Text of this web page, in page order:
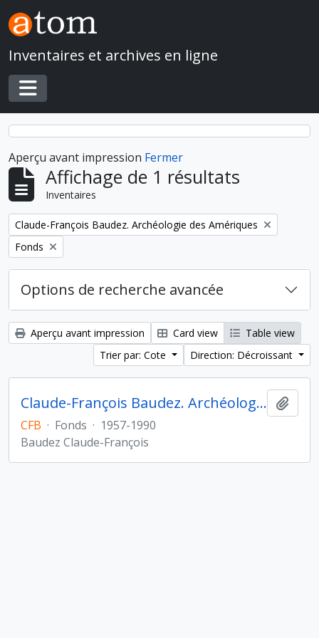
Skip to main content
Inventaires et archives en ligne
Toggle navigation
Aperçu avant impression Fermer
Affichage de 1 résultats
Inventaires
Remove filter:
Claude-François Baudez. Archéologie des Amériques
Remove filter:
Fonds
Options de recherche avancée
Aperçu avant impression Card view
Table view
Trier par: Cote
Direction: Décroissant
Claude-François Baudez. Archéologie des Amériques
CFB · Fonds · 1957-1990
Baudez Claude-François